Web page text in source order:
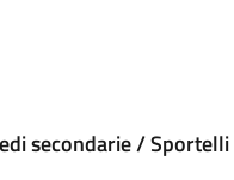
secondarie /